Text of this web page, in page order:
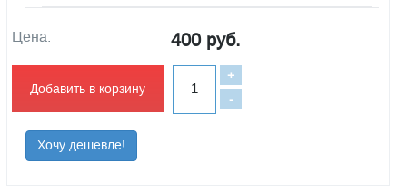
Цена: 400 руб.
Добавить в корзину
-
+
Хочу дешевле!